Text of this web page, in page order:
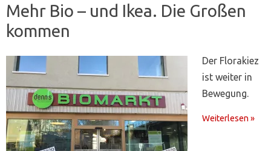
Mehr Bio – und Ikea. Die Großen
kommen
Der Florakiez
ist weiter in
Bewegung.
Weiterlesen »